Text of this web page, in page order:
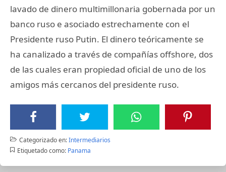
lavado de dinero multimillonaria gobernada por un
banco ruso e asociado estrechamente con el
Presidente ruso Putin. El dinero teóricamente se
ha canalizado a través de compañías offshore, dos
de las cuales eran propiedad oficial de uno de los
amigos más cercanos del presidente ruso.
Categorizado en:Intermediarios
Etiquetado como: Panama